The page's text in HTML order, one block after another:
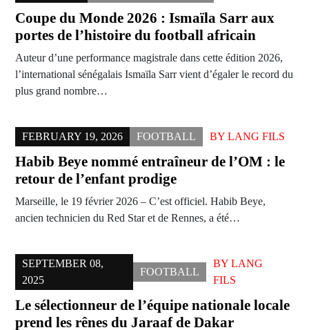
Coupe du Monde 2026 : Ismaïla Sarr aux
portes de l’histoire du football africain
Auteur d’une performance magistrale dans cette édition 2026,
l’international sénégalais Ismaïla Sarr vient d’égaler le record du
plus grand nombre…
FEBRUARY 19, 2026 FOOTBALL BY LANG FILS
Habib Beye nommé entraîneur de l’OM : le
retour de l’enfant prodige
Marseille, le 19 février 2026 – C’est officiel. Habib Beye,
ancien technicien du Red Star et de Rennes, a été…
SEPTEMBER 08,
2025
FOOTBALL
BYLANG
FILS
Le sélectionneur de l’équipe nationale locale
prend les rênes du Jaraaf de Dakar